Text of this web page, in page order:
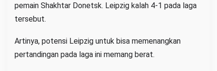
pemain Shakhtar Donetsk. Leipzig kalah 4-1 pada laga
tersebut.
Artinya, potensi Leipzig untuk bisa memenangkan
pertandingan pada laga ini memang berat.